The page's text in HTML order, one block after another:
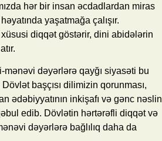
hər bir insan əcdadlardan miras
yaşatmağa çalışır.
diqqət göstərir, dini abidələrin
dəyərlərə qayğı siyasəti bu
başçısı dilimizin qorunması,
ədəbiyyatının inkişafı və gənc nəslin
edib. Dövlətin hərtərəfli diqqət və
dəyərlərə bağlılıq daha da